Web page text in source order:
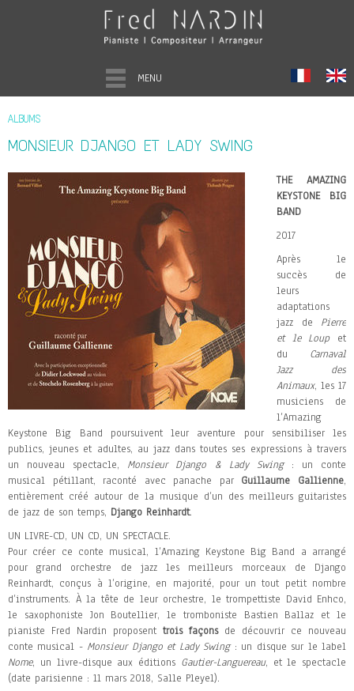
MENU
ALBUMS
MONSIEUR DJANGO ET LADY SWING
THE AMAZING
KEYSTONE BIG
BAND
2017
Après le
succès de
leurs
adaptations
jazz de Pierre
et le Loup et
du Carnaval
Jazz des
Animaux, les 17
musiciens de
l’Amazing
Keystone Big Band poursuivent leur aventure pour sensibiliser les
publics, jeunes et adultes, au jazz dans toutes ses expressions à travers
un nouveau spectacle, Monsieur Django & Lady Swing: un conte
musical pétillant, raconté avec panache par Guillaume Gallienne,
entièrement créé autour de la musique d’un des meilleurs guitaristes
de jazz de son temps, Django Reinhardt.
UN LIVRE-CD, UN CD, UN SPECTACLE.
Pour créer ce conte musical, l’Amazing Keystone Big Band a arrangé
pour grand orchestre de jazz les meilleurs morceaux de Django
Reinhardt, conçus à l’origine, en majorité, pour un tout petit nombre
d’instruments. À la tête de leur orchestre, le trompettiste David Enhco,
le saxophoniste Jon Boutellier, le tromboniste Bastien Ballaz et le
pianiste Fred Nardin proposent trois façonsde découvrir ce nouveau
conte musical - Monsieur Django et Lady Swing: un disque sur le label
Nome, un livre-disque aux éditions Gautier-Languereau, et le spectacle
(date parisienne : 11 mars 2018, Salle Pleyel).